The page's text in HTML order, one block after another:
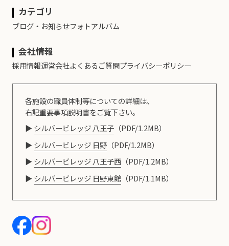
カテゴリ
ブログ・お知らせフォトアルバム
会社情報
採用情報運営会社よくあるご質問プライバシーポリシー
各施設の職員体制等についての詳細は、
右記重要事項説明書をご覧下さい。
シルバービレッジ 八王子（PDF/1.2MB）
シルバービレッジ 日野（PDF/1.2MB）
シルバービレッジ 八王子西（PDF/1.2MB）
シルバービレッジ 日野東館（PDF/1.1MB）